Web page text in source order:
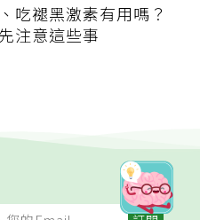
吃褪黑激素有用嗎？
注意這些事